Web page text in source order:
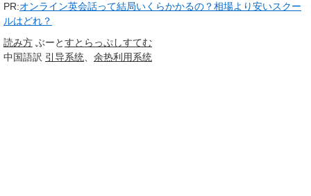
PR:オンライン英会話って結局いくらかかるの？相場より安いスクー
ルはどれ？
読み方 ぶーとすとらっぷしすてむ
中国語訳 引导系统 余热利用系统